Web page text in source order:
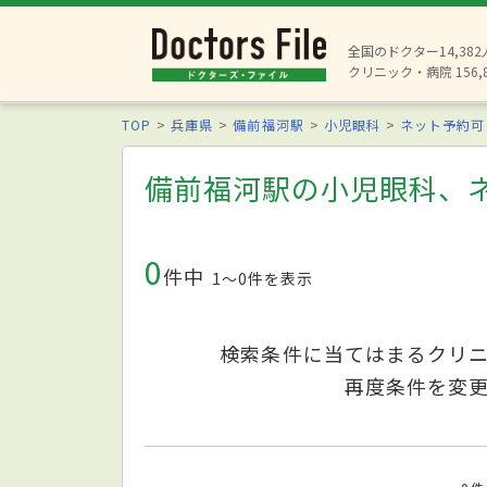
全国のドクター14,382
クリニック・病院
TOP 兵庫県 備前福河駅 小児眼科 ネット予約可
備前福河駅の小児眼科、
0件中 1〜0件を表示
検索条件に当てはまるクリ
再度条件を変